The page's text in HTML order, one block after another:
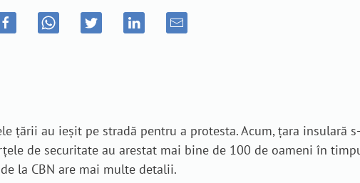
țării au ieșit pe stradă pentru a protesta. Acum, țara insulară
de securitate au arestat mai bine de 100 de oameni în
la CBN are mai multe detalii.